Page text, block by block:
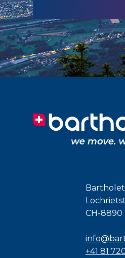
Bartholet
CH-8890
+41 81